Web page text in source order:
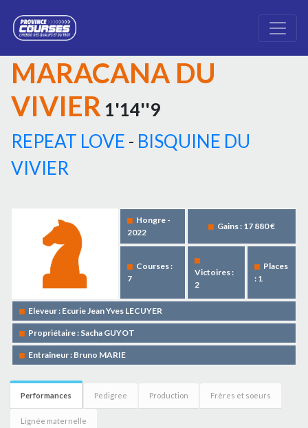
MARACANA DU
VIVIER 1'14''9
REPEAT LOVE - BISQUINE DU
VIVIER
Hongre -
2022
Gains : 17 880 €
Courses :
7
Victoires :
2
Places
: 1
Eleveur : Ecurie Jean Yves LECUYER
Propriétaire : Sacha GUYOT
Entraîneur : Bruno MARIE
Performances Pedigree Production Frères et soeurs
Lignée maternelle